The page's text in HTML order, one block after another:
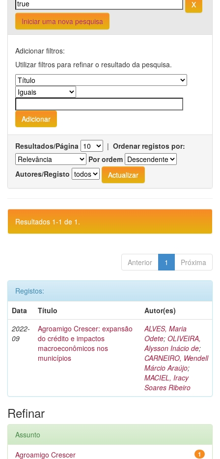
Iniciar uma nova pesquisa
Adicionar filtros:
Utilizar filtros para refinar o resultado da pesquisa.
Resultados/Página | Ordenar registos por:
Por ordem
Autores/Registo
Resultados 1-1 de 1.
Anterior 1 Próxima
Registos:
Data
Título
Autor(es)
2022-
09
Agroamigo Crescer: expansão
do crédito e impactos
macroeconômicos nos
municípios
ALVES, Maria
Odete; OLIVEIRA,
Alysson Inácio de;
CARNEIRO, Wendell
Márcio Araújo;
MACIEL, Iracy
Soares Ribeiro
Refinar
Assunto
1
Agroamigo Crescer